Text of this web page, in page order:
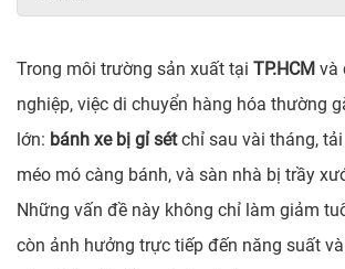
Trong môi trường sản xuất tại TP.HCM và
nghiệp, việc di chuyển hàng hóa thường
lớn: bánh xe bị gỉ sétchỉ sau vài tháng,
méo mó càng bánh, và sàn nhà bị trầy
Những vấn đề này không chỉ làm giảm
còn ảnh hưởng trực tiếp đến năng suất